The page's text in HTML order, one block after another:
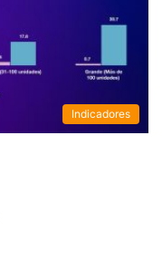
Indicadores